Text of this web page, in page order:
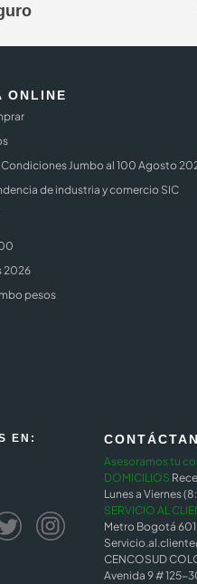
ONLINE
Condiciones Jumbo al 100 Agosto
de industria y comercio SIC
2026
pesos
EN:
Asesoramos tu
DOMICILIOS
Lunes a Viernes
SERVICIO AL
Metro Bogotá
CENCOSUD
Avenida 9 # 125-